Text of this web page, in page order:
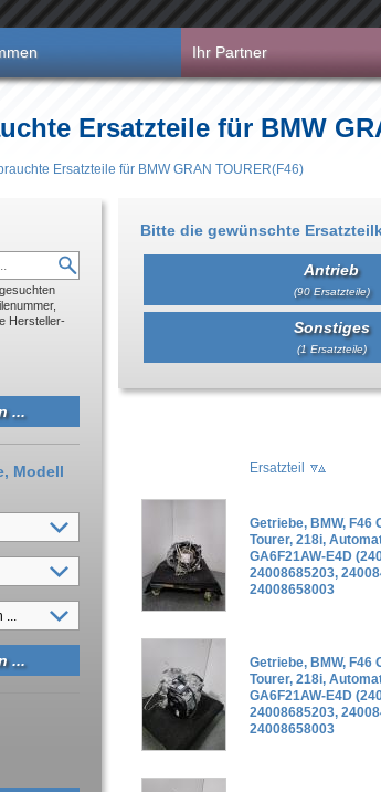
Ihr Partner
Ersatzteile für BMW
Ersatzteile für BMW GRAN TOURER(F46)
Bitte die gewünschte
Antrieb
(90 Ersatzteile)
Sonstiges
(1 Ersatzteile)
Ersatzteil
Getriebe, BMW, F46
Tourer, 218i,
GA6F21AW-E4D
24008685203,
24008658003
Getriebe, BMW, F46
Tourer, 218i,
GA6F21AW-E4D
24008685203,
24008658003
Hersteller-
Modell